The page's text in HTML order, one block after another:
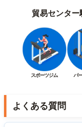
貿易センタ
スポーツジム パ
よくある質問